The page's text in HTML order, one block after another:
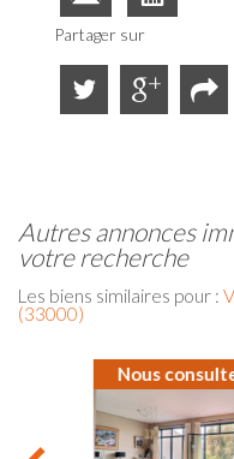
Partager sur
autres annonces immobilières correspondant à
votre recherche
Les biens similaires pour :
(33000)
Nous